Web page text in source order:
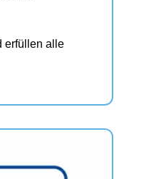
erfüllen alle